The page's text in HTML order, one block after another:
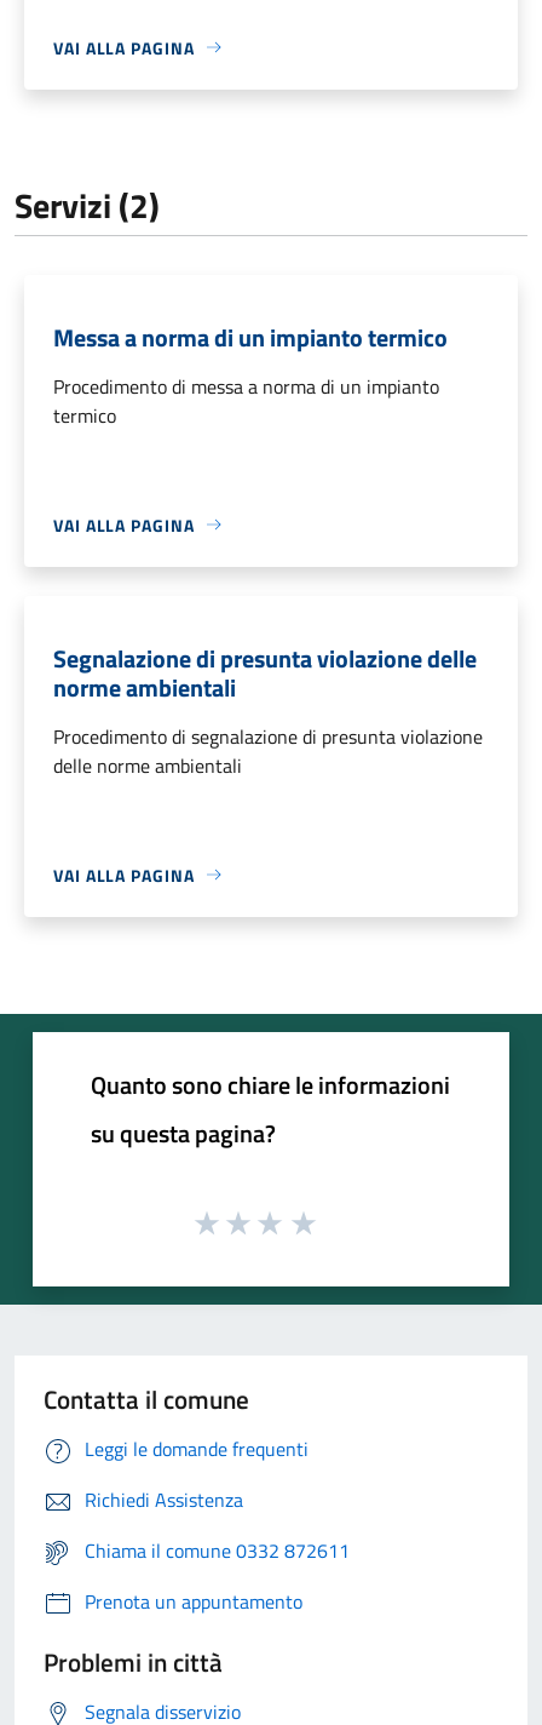
VAI ALLA PAGINA
Servizi (2)
Messa a norma di un impianto termico
Procedimento di messa a norma di un impianto
termico
VAI ALLA PAGINA
Segnalazione di presunta violazione delle
norme ambientali
Procedimento di segnalazione di presunta violazione
delle norme ambientali
VAI ALLA PAGINA
Quanto sono chiare le informazioni
su questa pagina?
Contatta il comune
Leggi le domande frequenti
Richiedi Assistenza
Chiama il comune 0332 872611
Prenota un appuntamento
Problemi in città
Segnala disservizio